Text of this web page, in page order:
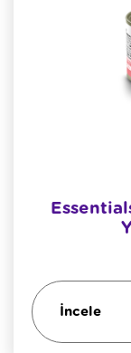
İncele